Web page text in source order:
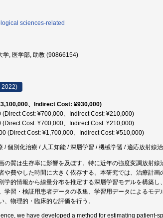
sciences-related
学, 医学部, 助教 (90866154)
2022)
、Indirect Cost: ¥930,000)
(Direct Cost: ¥700,000、Indirect Cost: ¥210,000)
(Direct Cost: ¥700,000、Indirect Cost: ¥210,000)
(Direct Cost: ¥1,700,000、Indirect Cost: ¥510,000)
/ 個別化治療 / 人工知能 / 深層学習 / 機械学習 / 適応放射線
の質は生存率に影響を及ぼす。特に近年の強度変調放射
や費やした時間に大きく依存する。本研究では、治療計
学的情報から線量分布を推定する深層学習モデルを構築
学習・検証用患者データの収集、学習用データによるモ
、物理的・臨床的な評価を行う。
we have developed a method for estimating patient-